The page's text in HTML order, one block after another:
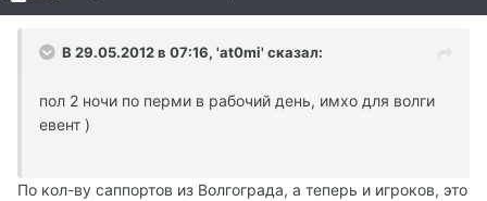
В 29.05.2012 в 07:16, 'at0mi' сказал:
пол 2 ночи по перми в рабочий день, имхо для волги
евент )
По кол-ву саппортов из Волгограда, а теперь и игроков, это